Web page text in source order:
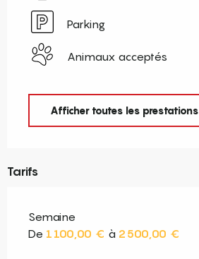
Parking
Animaux acceptés
Afficher toutes les prestations
Tarifs
Semaine
De 1 100,00 € à 2 500,00 €